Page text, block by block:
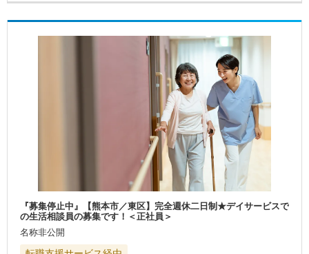
『募集停止中』【熊本市／東区】完全週休二日制★デイサービスで
の生活相談員の募集です！＜正社員＞
名称非公開